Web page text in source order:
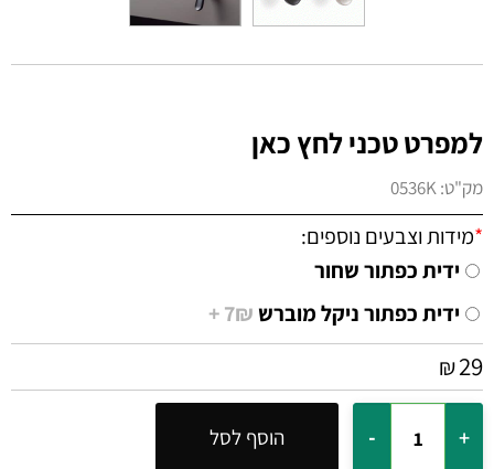
למפרט טכני לחץ כאן
מק"ט:0536K
*מידות וצבעים נוספים:
ידית כפתור שחור
ידית כפתור ניקל מוברש 7₪ +
₪29
הוסף לסל